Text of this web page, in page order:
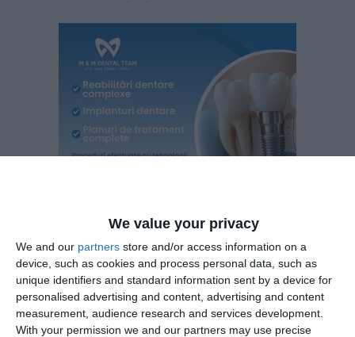
We value your privacy
We and our partners store and/or access information on a
device, such as cookies and process personal data, such as
unique identifiers and standard information sent by a device for
personalised advertising and content, advertising and content
measurement, audience research and services development.
With your permission we and our partners may use precise
Proiectul în integralitate poate fi consultat în secțiunea
Documente a materialului.